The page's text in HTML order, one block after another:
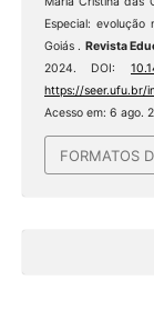
Especial:
Goiás . Revista
2024. DOI:
https://seer.ufu.br/
Acesso em: 6 ago.
FORMATOS